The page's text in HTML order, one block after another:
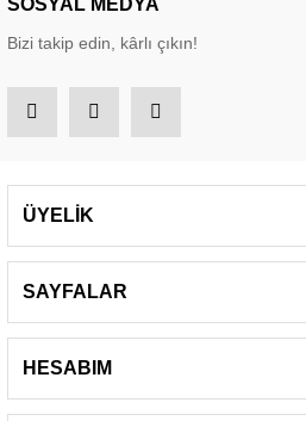
SOSYAL MEDYA
Bizi takip edin, kârlı çıkın!
ÜYELİK
SAYFALAR
HESABIM